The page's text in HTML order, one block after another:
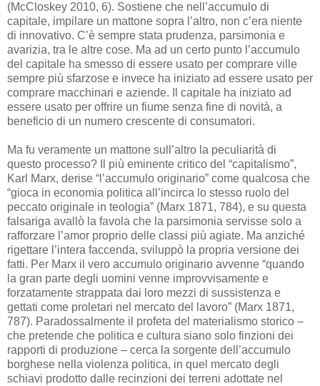
(McCloskey 2010, 6). Sostiene che nell’accumulo di
capitale, impilare un mattone sopra l’altro, non c’era niente
di innovativo. C’è sempre stata prudenza, parsimonia e
avarizia, tra le altre cose. Ma ad un certo punto l’accumulo
del capitale ha smesso di essere usato per comprare ville
sempre più sfarzose e invece ha iniziato ad essere usato per
comprare macchinari e aziende. Il capitale ha iniziato ad
essere usato per offrire un fiume senza fine di novità, a
beneficio di un numero crescente di consumatori.
Ma fu veramente un mattone sull’altro la peculiarità di
questo processo? Il più eminente critico del “capitalismo”,
Karl Marx, derise “l’accumulo originario” come qualcosa che
“gioca in economia politica all’incirca lo stesso ruolo del
peccato originale in teologia” (Marx 1871, 784), e su questa
falsariga avallò la favola che la parsimonia servisse solo a
rafforzare l’amor proprio delle classi più agiate. Ma anziché
rigettare l’intera faccenda, sviluppò la propria versione dei
fatti. Per Marx il vero accumulo originario avvenne “quando
la gran parte degli uomini venne improvvisamente e
forzatamente strappata dai loro mezzi di sussistenza e
gettati come proletari nel mercato del lavoro” (Marx 1871,
787). Paradossalmente il profeta del materialismo storico –
che pretende che politica e cultura siano solo finzioni dei
rapporti di produzione – cerca la sorgente dell’accumulo
borghese nella violenza politica, in quel mercato degli
schiavi prodotto dalle recinzioni dei terreni adottate nel